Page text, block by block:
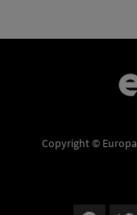
Copyright ©